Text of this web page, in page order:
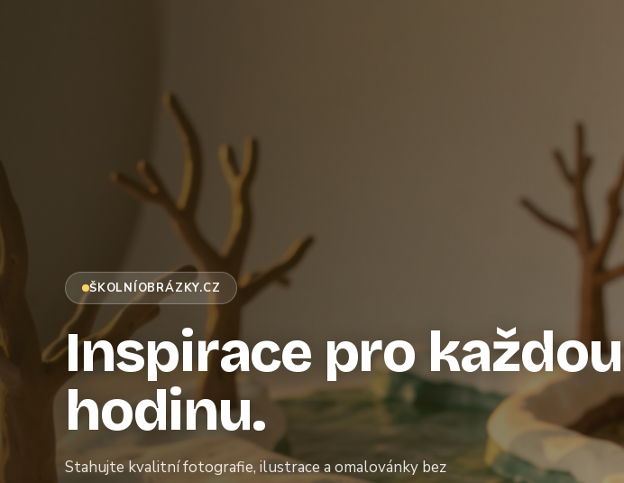
ŠKOLNÍOBRÁZKY.CZ
Inspirace pro každou
hodinu.
Stahujte kvalitní fotografie, ilustrace a omalovánky bez